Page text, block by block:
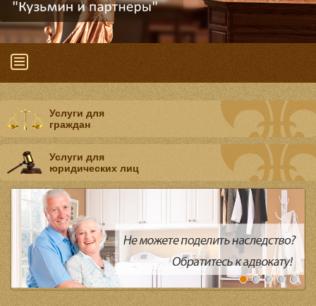
Услуги для
граждан
Услуги для
юридических лиц